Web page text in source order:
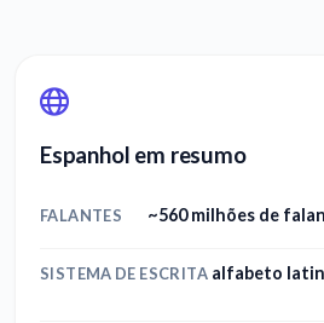
Espanhol em resumo
FALANTES ~560 milhões de
SISTEMA DE ESCRITA alfabeto